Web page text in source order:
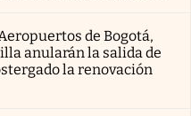
de Bogotá,
anularán la salida de
la renovación